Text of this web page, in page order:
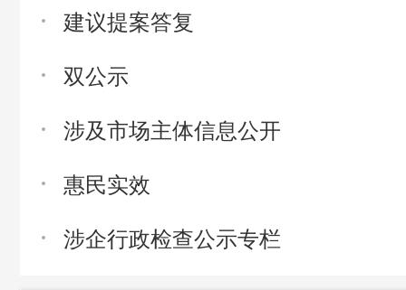
建议提案答复
双公示
涉及市场主体信息公开
惠民实效
涉企行政检查公示专栏